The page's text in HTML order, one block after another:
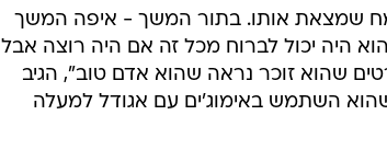
שמצאת אותו. בתור המשך - איפה המשך
היה יכול לברוח מכל זה אם היה רוצה אבל
שהוא זוכר נראה שהוא אדם טוב", הגיב
השתמש באימוג'ים עם אגודל למעלה